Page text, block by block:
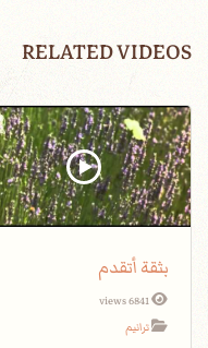
RELATED VIDEOS
بثقة أتقدم
6841 views
ترانيم